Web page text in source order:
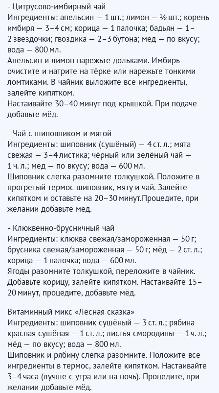
- Цитрусово‑имбирный чай
Ингредиенты: апельсин — 1 шт.; лимон — ½ шт.; корень
имбиря — 3–4 см; корица — 1 палочка; бадьян — 1–
2 звёздочки; гвоздика — 2–3 бутона; мёд — по вкусу;
вода — 800 мл.
Апельсин и лимон нарежьте дольками. Имбирь
очистите и натрите на тёрке или нарежьте тонкими
ломтиками. В чайник выложите все ингредиенты,
залейте кипятком.
Настаивайте 30–40 минут под крышкой. При подаче
добавьте мёд.
- Чай с шиповником и мятой
Ингредиенты: шиповник (сушёный) — 4 ст. л.; мята
свежая — 3–4 листика; чёрный или зелёный чай —
1 ч. л.; мёд — по вкусу; вода — 600 мл.
Шиповник слегка разомните толкушкой. Положите в
прогретый термос шиповник, мяту и чай. Залейте
кипятком и оставьте на 20–30 минут.Процедите, при
желании добавьте мёд.
- Клюквенно‑брусничный чай
Ингредиенты: клюква свежая/замороженная — 50 г;
брусника свежая/замороженная — 50 г; мёд — 2 ст. л.;
корица — 1 палочка; вода — 600 мл.
Ягоды разомните толкушкой, переложите в чайник.
Добавьте корицу, залейте кипятком. Настаивайте 15–
20 минут, процедите, добавьте мёд.
​​​​​​​Витаминный микс «Лесная сказка»
Ингредиенты: шиповник сушёный — 3 ст. л.; рябина
красная сушёная — 1 ст. л.; листья смородины — 1 ч. л.;
мёд — по вкусу; вода — 800 мл.
Шиповник и рябину слегка разомните. Положите все
ингредиенты в термос, залейте кипятком. Настаивайте
3–4 часа (лучше с утра или на ночь). Процедите, при
желании добавьте мёд.